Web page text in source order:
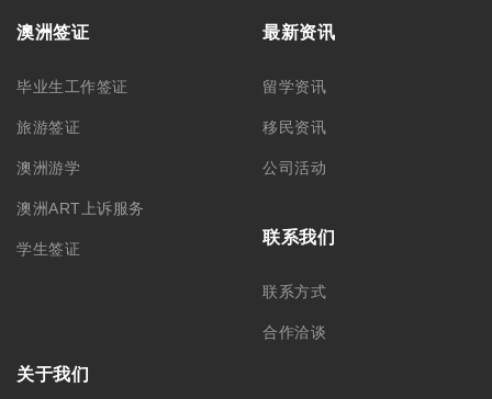
澳洲签证
毕业生工作签证
旅游签证
澳洲游学
澳洲ART上诉服务
学生签证
最新资讯
留学资讯
移民资讯
公司活动
联系我们
联系方式
合作洽谈
关于我们